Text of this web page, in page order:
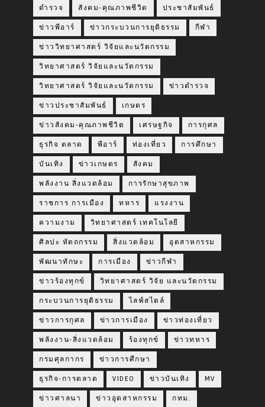
ตำรวจ สังคม-คุณภาพชีวิต ประชาสัมพันธ์
ข่าวพีอาร์ ข่าวกระบวนการยุติธรรม กีฬา
ข่าววิทยาศาสตร์ วิจัยและนวัตกรรม
วิทยาศาสตร์ วิจัยและนวัตกรรม
วิทยาศาสตร์ วิจัยและนวัตกรรม ข่าวตำรวจ
ข่าวประชาสัมพันธ์ เกษตร
ข่าวสังคม-คุณภาพชีวิต เศรษฐกิจ การกุศล
ธุรกิจ ตลาด พีอาร์ ท่องเที่ยว การศึกษา
บันเทิง ข่าวเกษตร สังคม
พลังงาน สิ่งแวดล้อม การรักษาสุขภาพ
ราชการ การเมือง ทหาร แรงงาน
ความงาม วิทยาศาสตร์ เทคโนโลยี
ศิลปะ หัตถกรรม สิ่งแวดล้อม อุตสาหกรรม
พัฒนาทักษะ การเมือง ข่าวกีฬา
ข่าวร้องทุกข์ วิทยาศาสตร์ วิจัย และนวัตกรรม
กระบวนการยุติธรรม ไลฟ์สไตล์
ข่าวการกุศล ข่าวการเมือง ข่าวท่องเที่ยว
พลังงาน-สิ่งแวดล้อม ร้องทุกข์ ข่าวทหาร
กรมศุลกากร ข่าวการศึกษา
ธุรกิจ-การตลาด VIDEO ข่าวบันเทิง MV
ข่าวศาลนา ข่าวอุตสาหกรรม กทม.